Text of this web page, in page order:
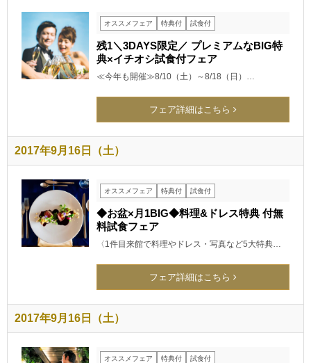
オススメフェア 特典付 試食付
残1＼3DAYS限定／ プレミアムなBIG特
典×イチオシ試食付フェア
≪今年も開催≫8/10（土）～8/18（日）…
フェア詳細はこちら
2017年9月16日（土）
オススメフェア 特典付 試食付
◆お盆×月1BIG◆料理&ドレス特典 付無
料試食フェア
〈1件目来館で料理やドレス・写真など5大特典…
フェア詳細はこちら
2017年9月16日（土）
オススメフェア 特典付 試食付